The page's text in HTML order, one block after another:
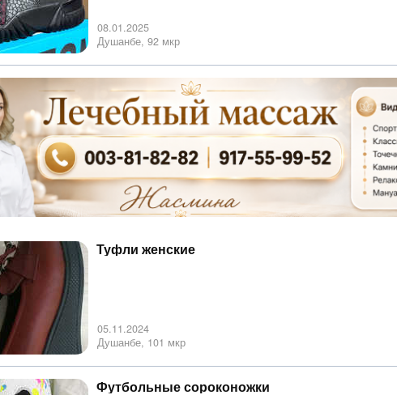
08.01.2025
Душанбе, 92 мкр
Туфли женские
05.11.2024
Душанбе, 101 мкр
Футбольные сороконожки